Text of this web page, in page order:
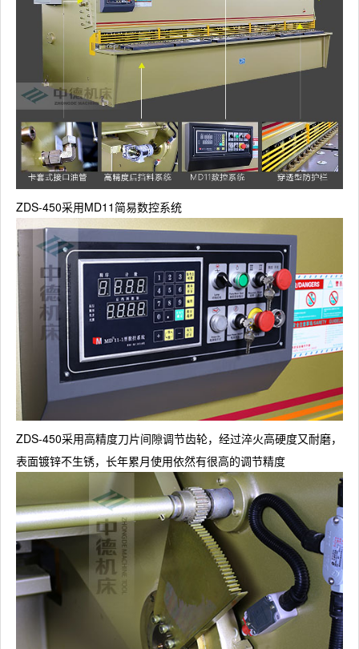
ZDS-450采用MD11简易数控系统
ZDS-450采用高精度刀片间隙调节齿轮，经过淬火高硬度又耐磨，
表面镀锌不生锈，长年累月使用依然有很高的调节精度